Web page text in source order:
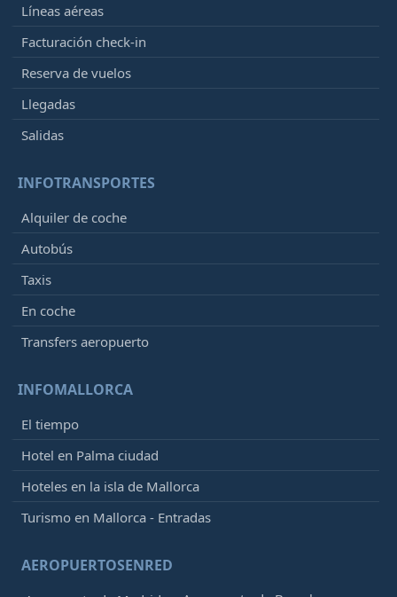
Líneas aéreas
Facturación check-in
Reserva de vuelos
Llegadas
Salidas
INFOTRANSPORTES
Alquiler de coche
Autobús
Taxis
En coche
Transfers aeropuerto
INFOMALLORCA
El tiempo
Hotel en Palma ciudad
Hoteles en la isla de Mallorca
Turismo en Mallorca - Entradas
AEROPUERTOSENRED